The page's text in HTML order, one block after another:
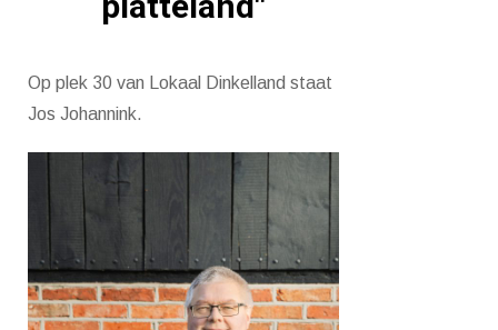
Op plek 30 van Lokaal Dinkelland staat
Jos Johannink.